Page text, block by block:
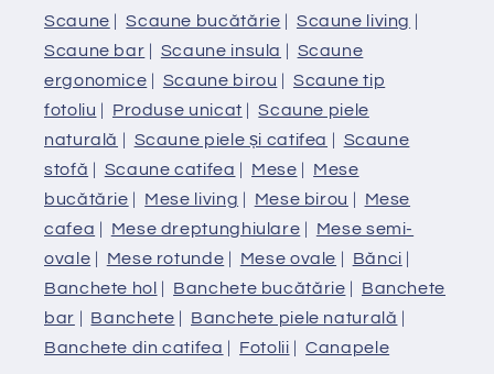
Scaune |Scaune bucătărie | Scaune living |
Scaune bar | Scaune insula | Scaune
ergonomice | Scaune birou | Scaune tip
fotoliu | Produse unicat |Scaune piele
naturală | Scaune piele și catifea | Scaune
stofă | Scaune catifea | Mese | Mese
bucătărie | Mese living | Mese birou | Mese
cafea | Mese dreptunghiulare | Mese semi-
ovale | Mese rotunde | Mese ovale | Bănci |
Banchete hol | Banchete bucătărie | Banchete
bar | Banchete | Banchete piele naturală |
Banchete din catifea | Fotolii |Canapele